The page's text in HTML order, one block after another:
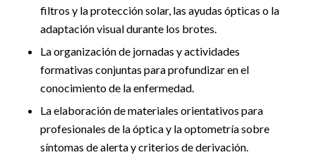
filtros y la protección solar, las ayudas ópticas o la
adaptación visual durante los brotes.
La organización de jornadas y actividades
formativas conjuntas para profundizar en el
conocimiento de la enfermedad.
La elaboración de materiales orientativos para
profesionales de la óptica y la optometría sobre
síntomas de alerta y criterios de derivación.